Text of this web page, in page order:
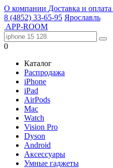
О компании Доставка и оплата
8 (4852) 33-65-95 Ярославль
APP-ROOM
0
Каталог
Распродажа
iPhone
iPad
AirPods
Mac
Watch
Vision Pro
Dyson
Android
Аксессуары
Умные гаджеты